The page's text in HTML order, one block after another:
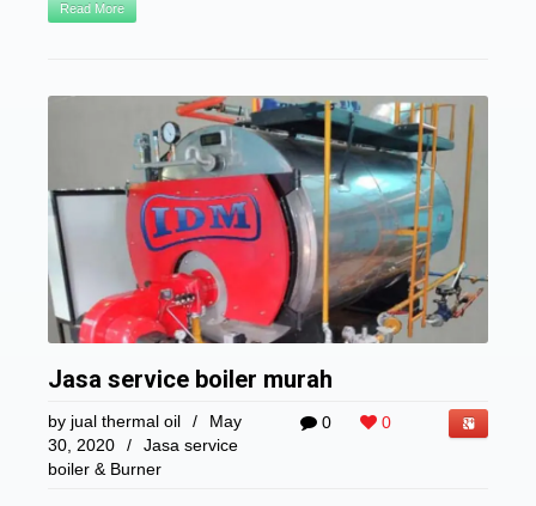
Read More
Jasa service boiler murah
0 0
by jual thermal oil /
May
30, 2020
/
Jasa service
boiler & Burner